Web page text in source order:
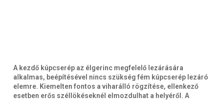
A kezdő kúpcserép az élgerinc megfelelő lezárására
alkalmas, beépítésével nincs szükség fém kúpcserép lezáró
elemre. Kiemelten fontos a viharálló rögzítése, ellenkező
esetben erős széllökéseknél elmozdulhat a helyéről. A